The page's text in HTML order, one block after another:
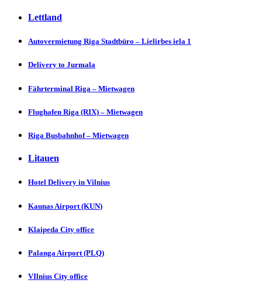
Lettland
Autovermietung Riga Stadtbüro – Lielirbes iela 1
Delivery to Jurmаlа
Fährterminal Riga – Mietwagen
Flughafen Riga (RIX) – Mietwagen
Riga Busbahnhof – Mietwagen
Litauen
Hotel Delivery in Vіlnius
Kaunas Aіrport (KUN)
Klaipeda City offіcе
Palanga Aіrport (PLQ)
VIlnius City officе